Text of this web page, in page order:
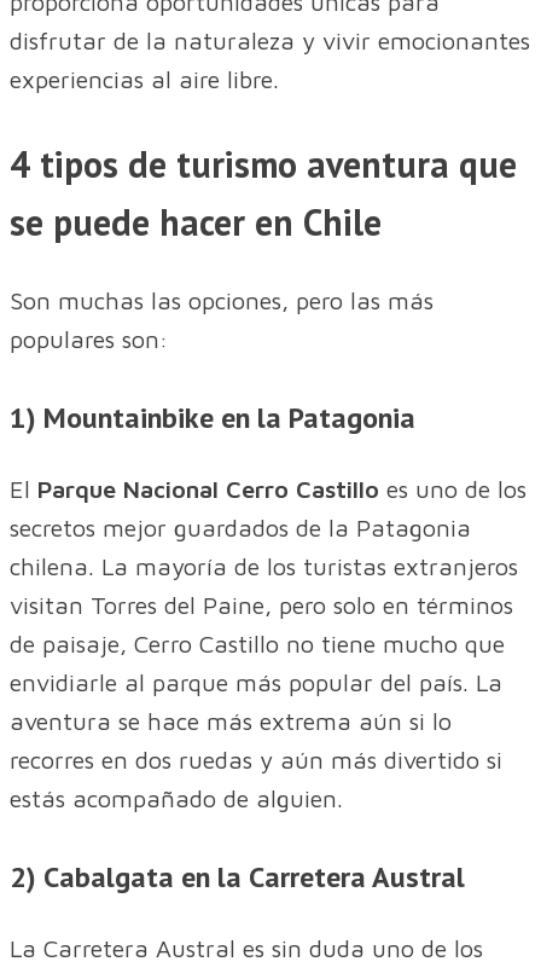
disfrutar de la naturaleza y vivir emocionantes
experiencias al aire libre.
4 tipos de turismo aventura que
se puede hacer en Chile
Son muchas las opciones, pero las más
populares son:
1) Mountainbike en la Patagonia
El ​ Parque Nacional Cerro Castillo​ es uno de los
secretos mejor guardados de la Patagonia
chilena. La mayoría de los turistas extranjeros
visitan Torres del Paine, pero solo en términos
de paisaje, Cerro Castillo no tiene mucho que
envidiarle al parque más popular del país. La
aventura se hace más extrema aún si lo
recorres en dos ruedas y aún más divertido si
estás acompañado de alguien.
2) Cabalgata en la Carretera Austral
La Carretera Austral es sin duda uno de los